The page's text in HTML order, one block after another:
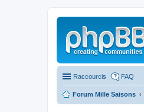
Raccourcis FAQ
Forum Mille Saisons